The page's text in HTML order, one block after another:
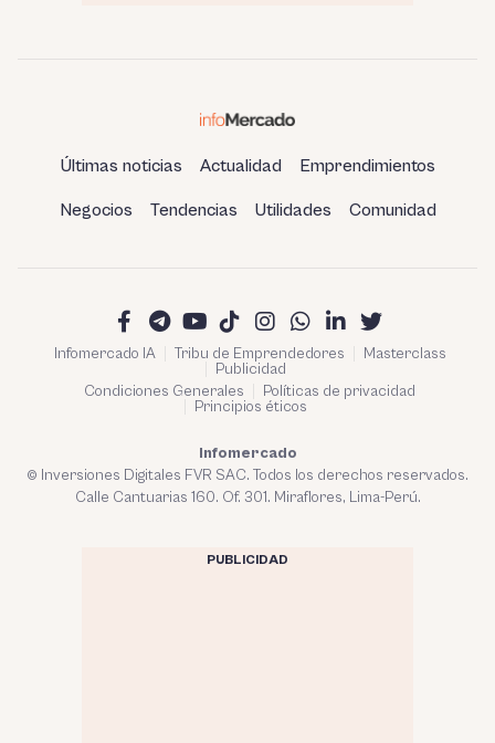
Últimas noticias Actualidad Emprendimientos
Negocios Tendencias Utilidades Comunidad
Infomercado IA Tribu de Emprendedores
Masterclass
Publicidad
Condiciones Generales
Políticas de privacidad
Principios éticos
Infomercado
© Inversiones Digitales FVR SAC. Todos los derechos reservados.
Calle Cantuarias 160. Of. 301. Miraflores, Lima-Perú.
PUBLICIDAD